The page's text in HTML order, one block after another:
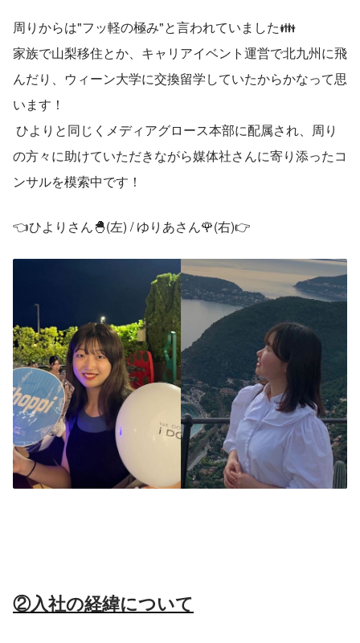
周りからは"フッ軽の極み"と言われていました👪
家族で山梨移住とか、キャリアイベント運営で北九州に飛
んだり、ウィーン大学に交換留学していたからかなって思
います！
の方々に助けていただきながら媒体社さんに寄り添ったコ
ンサルを模索中です！
👈ひよりさん🐣(左) / ゆりあさん🌹(右)👉
②入社の経緯について